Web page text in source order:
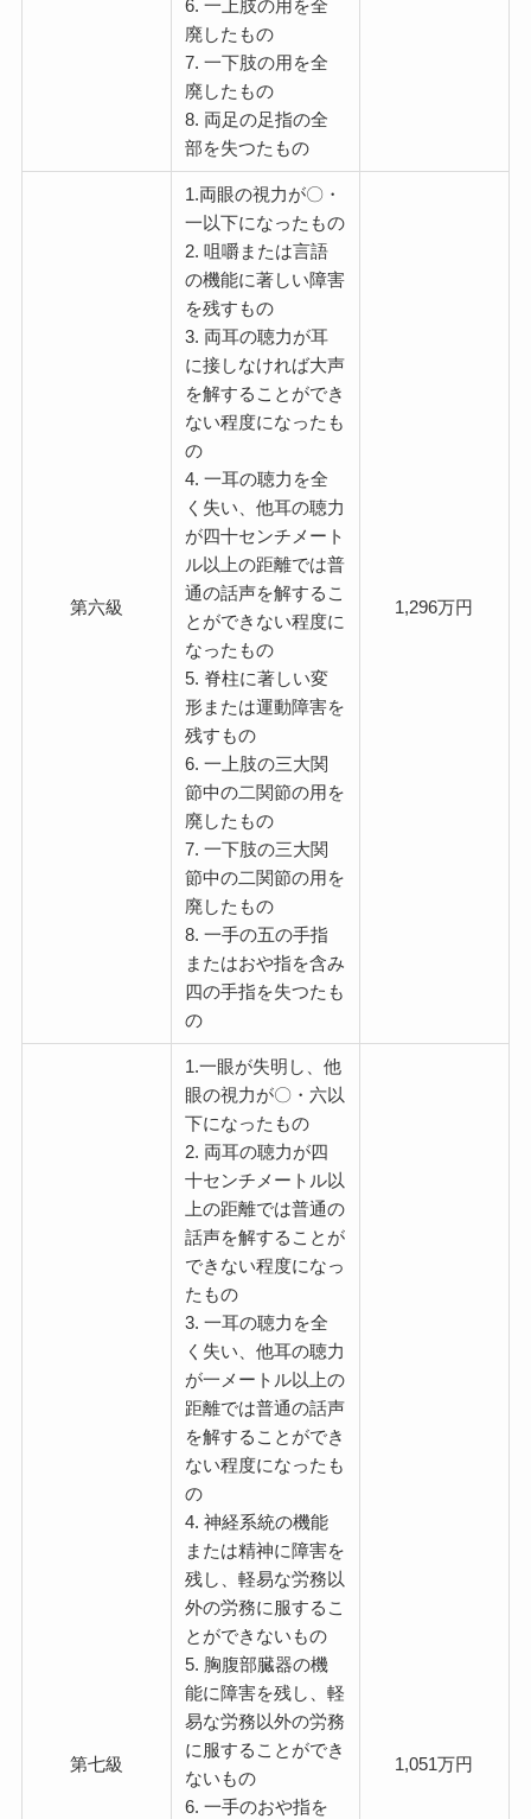
6. 一上肢の用を全
廃したもの
7. 一下肢の用を全
廃したもの
8. 両足の足指の全
部を失つたもの
第六級
1.両眼の視力が〇・
一以下になったもの
2. 咀嚼または言語
の機能に著しい障害
を残すもの
3. 両耳の聴力が耳
に接しなければ大声
を解することができ
ない程度になったも
の
4. 一耳の聴力を全
く失い、他耳の聴力
が四十センチメート
ル以上の距離では普
通の話声を解するこ
とができない程度に
なったもの
5. 脊柱に著しい変
形または運動障害を
残すもの
6. 一上肢の三大関
節中の二関節の用を
廃したもの
7. 一下肢の三大関
節中の二関節の用を
廃したもの
8. 一手の五の手指
またはおや指を含み
四の手指を失つたも
の
1,296万円
第七級
1.一眼が失明し、他
眼の視力が〇・六以
下になったもの
2. 両耳の聴力が四
十センチメートル以
上の距離では普通の
話声を解することが
できない程度になっ
たもの
3. 一耳の聴力を全
く失い、他耳の聴力
が一メートル以上の
距離では普通の話声
を解することができ
ない程度になったも
の
4. 神経系統の機能
または精神に障害を
残し、軽易な労務以
外の労務に服するこ
とができないもの
5. 胸腹部臓器の機
能に障害を残し、軽
易な労務以外の労務
に服することができ
ないもの
6. 一手のおや指を
1,051万円